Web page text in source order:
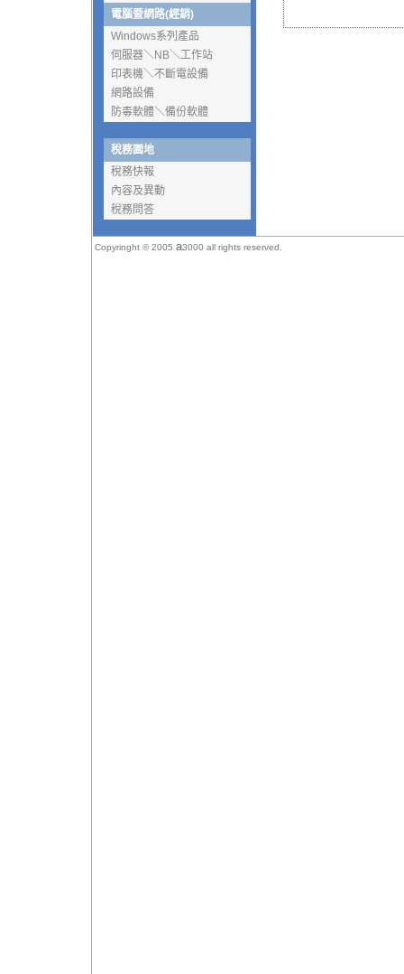
電腦暨網路(經銷)
Windows系列產品
伺服器＼NB＼工作站
印表機＼不斷電設備
網路設備
防毒軟體＼備份軟體
稅務園地
稅務快報
內容及異動
稅務問答
Copyringht © 2005 a3000 all rights reserved.